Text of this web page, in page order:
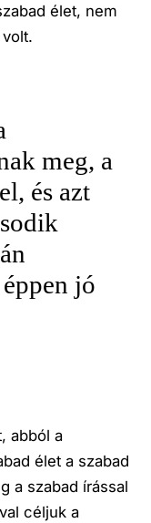
élet, nem
meg, a
és azt
jó
abból a
élet a szabad
a szabad írással
céljuk a